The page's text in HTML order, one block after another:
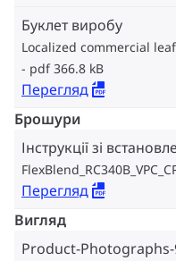
Буклет виробу
Localized commercial
pdf 366.8 kB
Перегляд
Брошури
Інструкції зі
Перегляд
Вигляд
Product-Photographs-